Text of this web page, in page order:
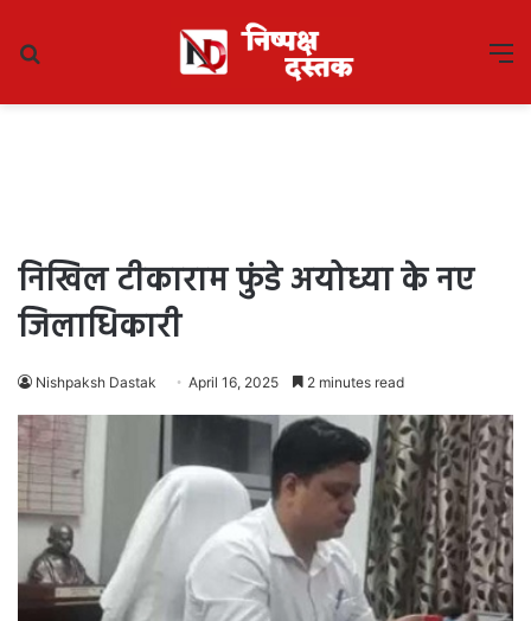
निखिल टीकाराम फुंडे अयोध्या के नए
जिलाधिकारी
Nishpaksh Dastak April 16, 2025 2 minutes read